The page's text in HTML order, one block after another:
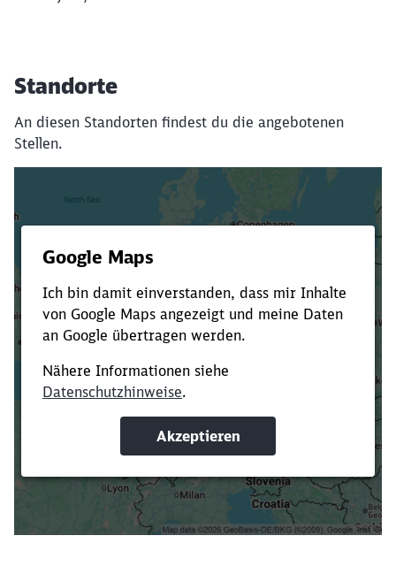
Standorte
An diesen Standorten findest du die angebotenen
Stellen.
Verkürze die Ladezeit, indem du Suchbegriffe
oder Filter hinzufügst.
Suchbegriffe eingeben
Filter setzen